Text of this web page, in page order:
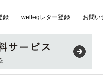
録 wellegレター登録 お問い